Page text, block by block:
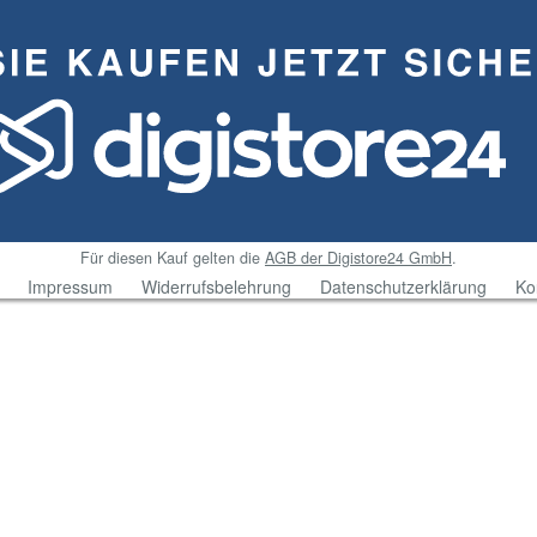
Für diesen Kauf gelten die AGB der Digistore24 GmbH.
Impressum Widerrufsbelehrung Datenschutzerklärung